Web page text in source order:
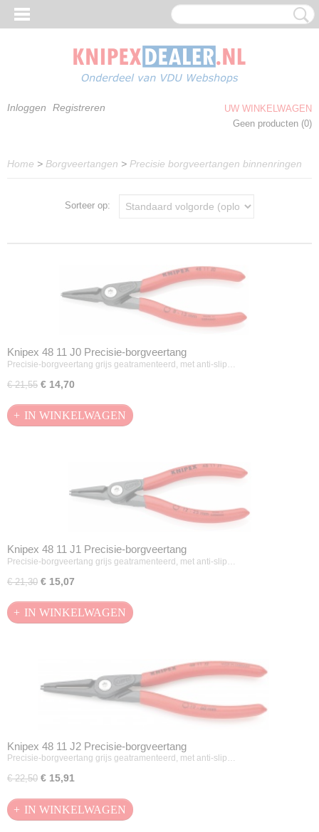
Inloggen Registreren
UW WINKELWAGEN
Geen producten (0)
Home > Borgveertangen > Precisie borgveertangen binnenringen
Sorteer op:
Knipex 48 11 J0 Precisie-borgveertang
Precisie-borgveertang grijs geatramenteerd, met anti-slip…
€ 21,55 € 14,70
IN WINKELWAGEN
Knipex 48 11 J1 Precisie-borgveertang
Precisie-borgveertang grijs geatramenteerd, met anti-slip…
€ 21,30 € 15,07
IN WINKELWAGEN
Knipex 48 11 J2 Precisie-borgveertang
Precisie-borgveertang grijs geatramenteerd, met anti-slip…
€ 22,50 € 15,91
IN WINKELWAGEN